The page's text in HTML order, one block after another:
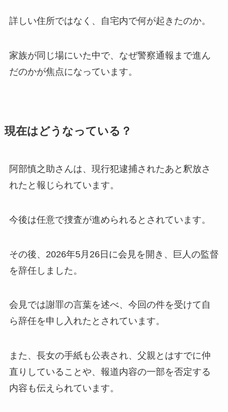
詳しい住所ではなく、自宅内で何が起きたのか。
家族が同じ場にいた中で、なぜ警察通報まで進ん
だのかが焦点になっています。
現在はどうなっている？
阿部慎之助さんは、現行犯逮捕されたあと釈放さ
れたと報じられています。
今後は任意で捜査が進められるとされています。
その後、2026年5月26日に会見を開き、巨人の監督
を辞任しました。
会見では謝罪の言葉を述べ、今回の件を受けて自
ら辞任を申し入れたとされています。
また、長女の手紙も公表され、父親とはすでに仲
直りしていることや、報道内容の一部を否定する
内容も伝えられています。